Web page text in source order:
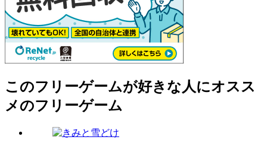
このフリーゲームが好きな人にオスス
メのフリーゲーム